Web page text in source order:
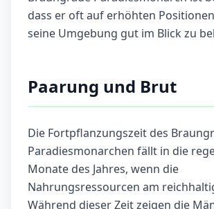
dass er oft auf erhöhten
seine Umgebung gut im Blick zu
Paarung und Brut
Die Fortpflanzungszeit des
Paradiesmonarchen fällt in die
Monate des Jahres, wenn die
Nahrungsressourcen am
Während dieser Zeit zeigen die